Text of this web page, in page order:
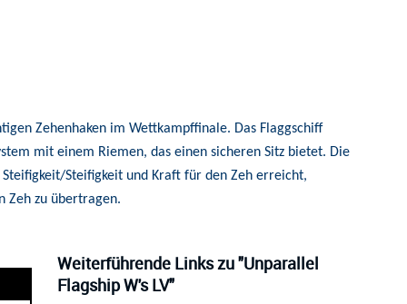
Zehenhaken im Wettkampffinale. Das Flaggschiff
mit einem Riemen, das einen sicheren Sitz bietet. Die
Steifigkeit und Kraft für den Zeh erreicht,
Zeh zu übertragen.
Weiterführende Links zu "Unparallel
Flagship W's LV"